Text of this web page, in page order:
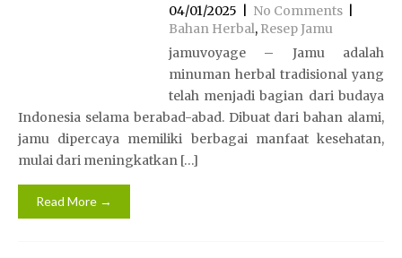
04/01/2025 No Comments
Bahan Herbal, Resep Jamu
jamuvoyage – Jamu adalah
minuman herbal tradisional yang
telah menjadi bagian dari budaya
Indonesia selama berabad-abad. Dibuat dari bahan alami,
jamu dipercaya memiliki berbagai manfaat kesehatan,
mulai dari meningkatkan […]
Read More →